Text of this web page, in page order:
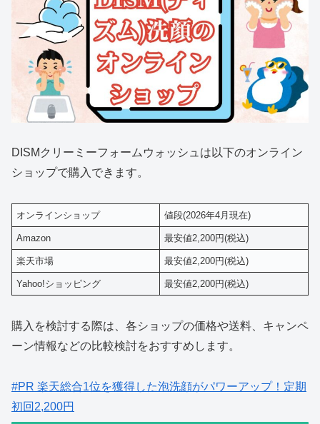
DISMクリーミーフォームウォッシュは以下のオンライン
ショップで購入できます。
オンラインショップ 値段(2026年4月現在)
Amazon 最安値2,200円(税込)
楽天市場 最安値2,200円(税込)
Yahoo!ショッピング 最安値2,200円(税込)
購入を検討する際は、各ショップの価格や送料、キャンペ
ーン情報などの比較検討をおすすめします。
#PR 楽天総合1位を獲得した泡洗顔がパワーアップ！定期
初回2,200円